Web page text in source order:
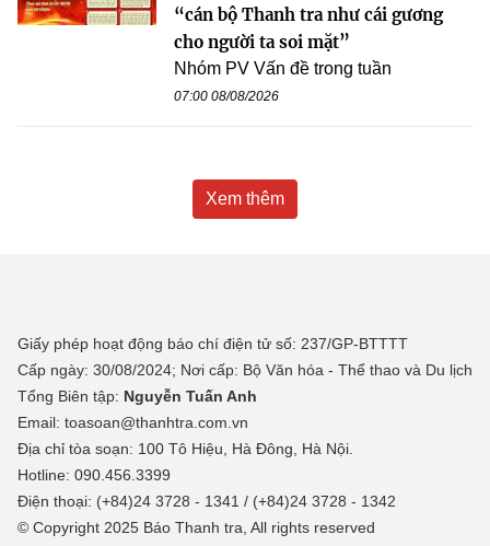
“cán bộ Thanh tra như cái gương
cho người ta soi mặt”
Nhóm PV Vấn đề trong tuần
07:00 08/08/2026
Xem thêm
Giấy phép hoạt động báo chí điện tử số: 237/GP-BTTTT
Cấp ngày: 30/08/2024; Nơi cấp: Bộ Văn hóa - Thể thao và Du lịch
Tổng Biên tập: Nguyễn Tuấn Anh
Email: toasoan@thanhtra.com.vn
Địa chỉ tòa soạn: 100 Tô Hiệu, Hà Đông, Hà Nội.
Hotline: 090.456.3399
Điện thoại: (+84)24 3728 - 1341 / (+84)24 3728 - 1342
© Copyright 2025 Báo Thanh tra, All rights reserved